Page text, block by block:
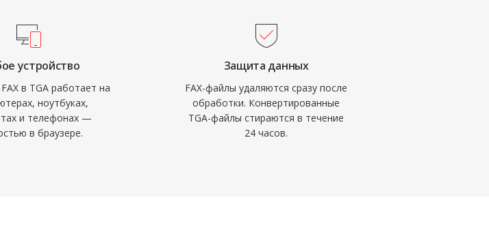
устройство
в TGA работает на
ноутбуках,
и телефонах —
в браузере.
Защита данных
FAX-файлы удаляются сразу после
обработки. Конвертированные
TGA-файлы стираются в течение
24 часов.